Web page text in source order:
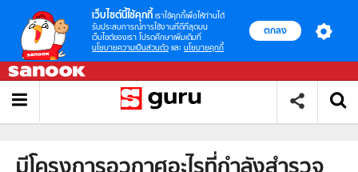
เว็บไซต์นี้ใช้คุกกี้ เราใช้คุกกี้เพื่อให้ท่านได้
รับประสบการณ์การใช้งานที่ดีที่สุดบน
เว็บไซต์ของเรา โปรดศึกษาเพิ่มเติมที่
นโยบายความเป็นส่วนตัว และ นโยบายคุกกี้
ตกลง